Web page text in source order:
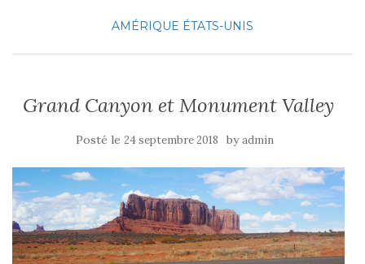
AMÉRIQUE ÉTATS-UNIS
Grand Canyon et Monument Valley
Posté le 24 septembre 2018 byadmin